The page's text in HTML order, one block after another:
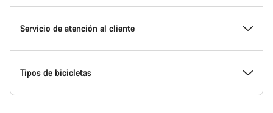
Canyon Factory Racing
Premios
Encuentra un punto de servicio Canyon
Equipos, deportistas y ciclistas
Encuentra tu bicicleta
Bicicletas disponibles
Servicio de atención al cliente
Centro de ayuda
Tipos de bicicletas